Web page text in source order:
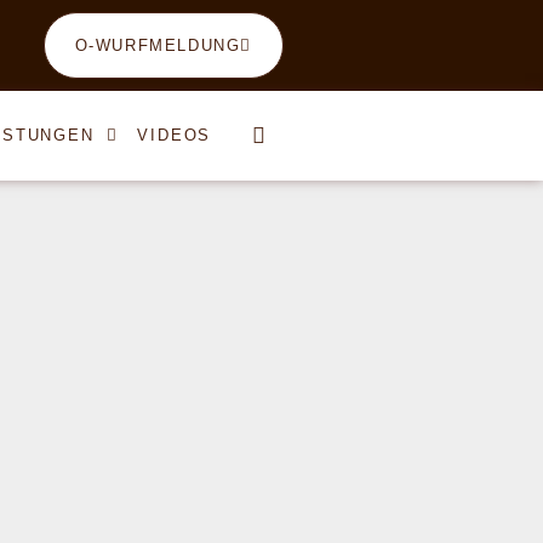
O-WURFMELDUNG
VIDEOS